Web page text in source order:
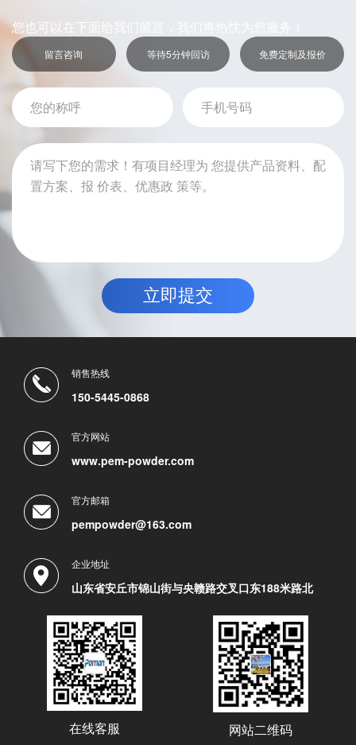
您也可以在下面给我们留言，我们将热忱为您服务！
留言咨询 等待5分钟回访 免费定制及报价
销售热线
150-5445-0868
官方网站
www.pem-powder.com
官方邮箱
pempowder@163.com
企业地址
山东省安丘市锦山街与央赣路交叉口东188米路北
在线客服 网站二维码